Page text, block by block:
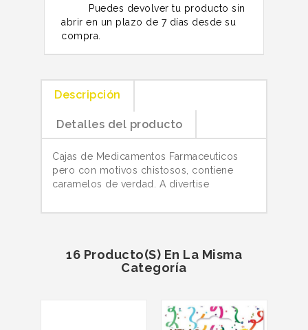
Puedes devolver tu producto sin
abrir en un plazo de 7 días desde su
compra.
Descripción
Detalles del producto
Cajas de Medicamentos Farmaceuticos
pero con motivos chistosos, contiene
caramelos de verdad. A divertise
16 Producto(s) En La Misma
Categoría